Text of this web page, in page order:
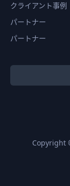
クライアント事例
パートナー
パートナー
Copyright